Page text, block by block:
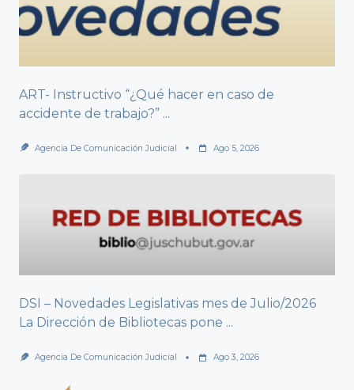
ART- Instructivo “¿Qué hacer en caso de
accidente de trabajo?” ...
Agencia De Comunicación Judicial Ago 5, 2026
DSI – Novedades Legislativas mes de Julio/2026
La Dirección de Bibliotecas pone ...
Agencia De Comunicación Judicial Ago 3, 2026